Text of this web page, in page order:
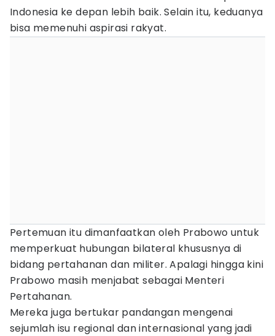
Indonesia ke depan lebih baik. Selain itu, keduanya
bisa memenuhi aspirasi rakyat.
Pertemuan itu dimanfaatkan oleh Prabowo untuk
memperkuat hubungan bilateral khususnya di
bidang pertahanan dan militer. Apalagi hingga kini
Prabowo masih menjabat sebagai Menteri
Pertahanan.
Mereka juga bertukar pandangan mengenai
sejumlah isu regional dan internasional yang jadi